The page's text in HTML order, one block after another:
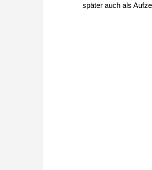
später auch als